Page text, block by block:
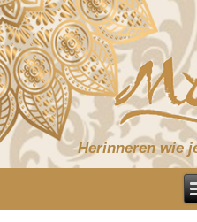
Herinneren wie